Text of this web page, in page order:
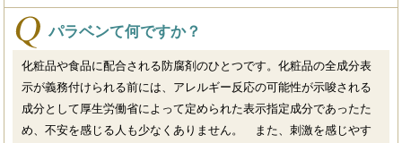
パラベンて何ですか？
化粧品や食品に配合される防腐剤のひとつです。化粧品の全成分表
示が義務付けられる前には、アレルギー反応の可能性が示唆される
成分として厚生労働省によって定められた表示指定成分であったた
め、不安を感じる人も少なくありません。 また、刺激を感じやす